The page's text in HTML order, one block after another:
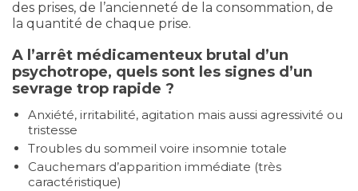
des prises, de l’ancienneté de la consommation, de
la quantité de chaque prise.
A l’arrêt médicamenteux brutal d’un
psychotrope, quels sont les signes d’un
sevrage trop rapide ?
Anxiété, irritabilité, agitation mais aussi agressivité ou
tristesse
Troubles du sommeil voire insomnie totale
Cauchemars d’apparition immédiate (très
caractéristique)